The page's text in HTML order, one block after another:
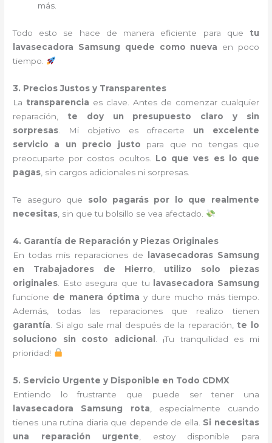
más.
Todo esto se hace de manera eficiente para que tu
lavasecadora Samsung quede como nueva en poco
tiempo.
3. Precios Justos y Transparentes
La transparencia es clave. Antes de comenzar cualquier
reparación, te doy un presupuesto claro y sin
sorpresas . Mi objetivo es ofrecerte un excelente
servicio a un precio justo para que no tengas que
preocuparte por costos ocultos. Lo que ves es lo que
pagas , sin cargos adicionales ni sorpresas.
Te aseguro que solo pagarás por lo que realmente
necesitas , sin que tu bolsillo se vea afectado.
4. Garantía de Reparación y Piezas Originales
En todas mis reparaciones de
lavasecadoras Samsung
en Trabajadores de Hierro
utilizo solo piezas
originales . Esto asegura que tu
lavasecadora Samsung
funcione de manera óptima y dure mucho más tiempo.
Además, todas las reparaciones que realizo tienen
garantía . Si algo sale mal después de la reparación, te lo
soluciono sin costo adicional
. ¡Tu tranquilidad es mi
prioridad!
5. Servicio Urgente y Disponible en Todo CDMX
Entiendo lo frustrante que puede ser tener una
lavasecadora Samsung rota , especialmente cuando
tienes una rutina diaria que depende de ella. Si necesitas
una reparación urgente , estoy disponible para